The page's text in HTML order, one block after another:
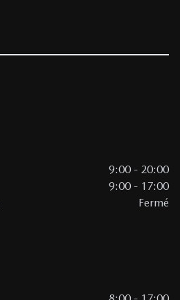
9:00 - 20:00
9:00 - 17:00
Fermé